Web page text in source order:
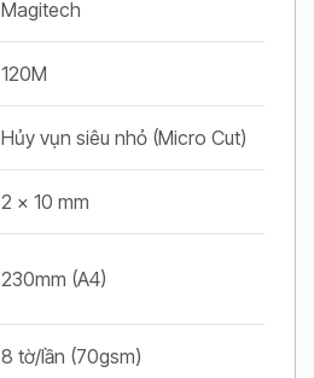
Magitech
120M
Hủy vụn siêu nhỏ (Micro Cut)
2 x 10 mm
230mm (A4)
8 tờ/lần (70gsm)